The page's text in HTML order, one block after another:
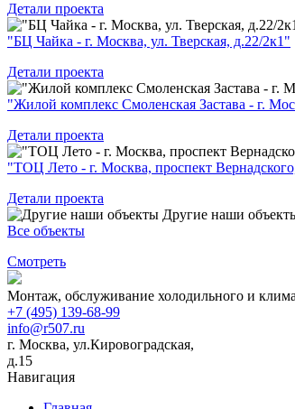
Детали проекта
"БЦ Чайка - г. Москва, ул. Тверская, д.22/2к1"
Детали проекта
"Жилой комплекс Смоленская Застава - г.
Детали проекта
"ТОЦ Лето - г. Москва, проспект
Детали проекта
Другие наши
Все объекты
Смотреть
Монтаж, обслуживание холодильного и
+7 (495) 139-68-99
info@r507.ru
г. Москва, ул.Кировоградская,
д.15
Навигация